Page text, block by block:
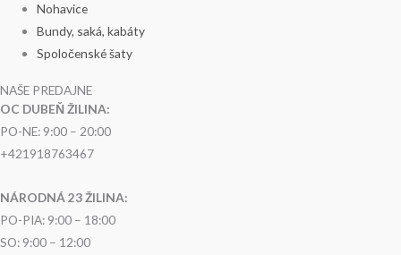
Nohavice
Bundy, saká, kabáty
Spoločenské šaty
NAŠE PREDAJNE
OC DUBEŇ ŽILINA:
PO-NE: 9:00 – 20:00
+421918763467
NÁRODNÁ 23 ŽILINA:
PO-PIA: 9:00 – 18:00
SO: 9:00 – 12:00